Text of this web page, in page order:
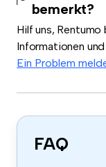
bemerkt?
Hilf uns, Rentumo
Informationen
Ein Problem
FAQ